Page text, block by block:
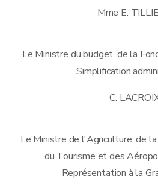
Mme E.
Le Ministre du budget, de la
Simplification
C.
Le Ministre de l'Agriculture, de
du Tourisme et des
Représentation à la